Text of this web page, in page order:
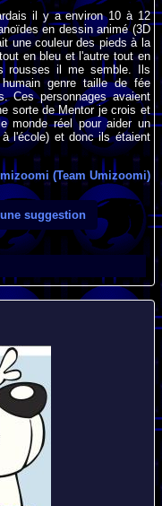
il y a environ 10 à 12
en dessin animé (3D
une couleur des pieds à la
en bleu et l'autre tout en
rousses il me semble. Ils
genre taille de fée
Ces personnages avaient
sorte de Mentor je crois et
monde réel pour aider un
l'école) et donc ils étaient
(Team Umizoomi)
suggestion